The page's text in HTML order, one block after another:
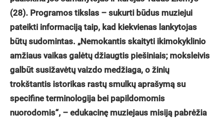
(28). Programos tikslas – sukurti būdus muziejui
pateikti informaciją taip, kad kiekvienas lankytojas
būtų sudomintas. „Nemokantis skaityti ikimokyklinio
amžiaus vaikas galėtų džiaugtis piešiniais; moksleivis
galbūt susižavėtų vaizdo medžiaga, o žinių
trokštantis istorikas rastų smulkų aprašymą su
specifine terminologija bei papildomomis
nuorodomis“, – edukacinę muziejaus misiją pabrėžia